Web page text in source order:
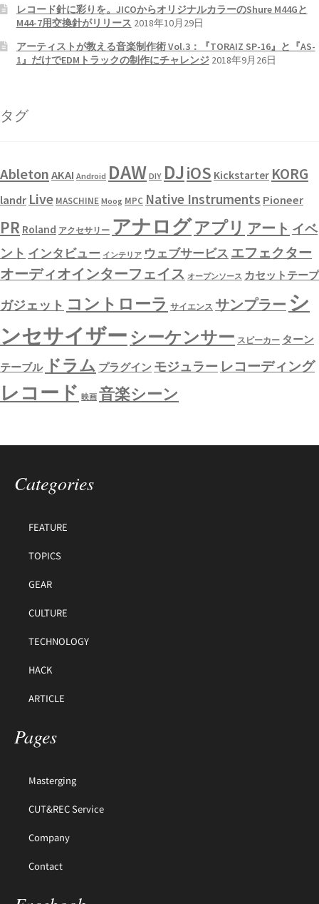
レコード針に彩りを。JICOからオリジナルカラーのShure M44Gと
M44-7用交換針がリリース 2018年10月29日
アーティストが教える音楽制作術 Vol.3：『TORAIZ SP-16』と『AS-
1』だけでEDMトラックの制作にチャレンジ 2018年9月26日
タグ
AbletonAKAI Android DAW DIY DJiOS Kickstarter KORG
landr Live MASCHINE Moog MPC Native Instruments Pioneer
PR Roland アクセサリー アナログアプリ アート イベ
ント インタビュー インテリア ウェブサービス エフェクター
オーディオインターフェイス オープンソース カセットテープ
ガジェット コントローラ サイエンス サンプラー シ
ンセサイザー シーケンサー スピーカー ターン
テーブル ドラム プラグイン モジュラー レコーディング
レコード 映画 音楽シーン
Categories
FEATURE
TOPICS
GEAR
CULTURE
TECHNOLOGY
HACK
ARTICLE
Pages
Masterging
CUT&REC Service
Company
Contact